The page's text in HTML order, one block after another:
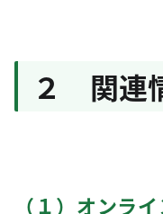
２ 関連
（１）オンラ